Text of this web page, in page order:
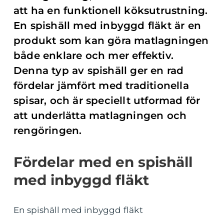
att ha en funktionell köksutrustning.
En spishäll med inbyggd fläkt är en
produkt som kan göra matlagningen
både enklare och mer effektiv.
Denna typ av spishäll ger en rad
fördelar jämfört med traditionella
spisar, och är speciellt utformad för
att underlätta matlagningen och
rengöringen.
Fördelar med en spishäll
med inbyggd fläkt
En spishäll med inbyggd fläkt